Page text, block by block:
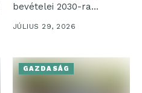
bevételei 2030-ra
elérhetik a 4,2 ezer...
JÚLIUS 29, 2026
GAZDASÁG